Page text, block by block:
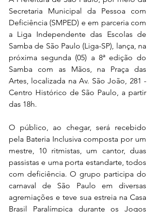
Secretaria Municipal da Pessoa com
Deficiência (SMPED) e em parceria com
a Liga Independente das Escolas de
Samba de São Paulo (Liga-SP), lança, na
próxima segunda (05) a 8ª edição do
Samba com as Mãos, na Praça das
Artes, localizada na Av. São João, 281 -
Centro Histórico de São Paulo, a partir
das 18h.
O público, ao chegar, será recebido
pela Bateria Inclusiva composta por um
mestre, 10 ritmistas, um cantor, duas
passistas e uma porta estandarte, todos
com deficiência. O grupo participa do
carnaval de São Paulo em diversas
agremiações e teve sua estreia na Casa
Brasil Paralímpica durante os Jogos